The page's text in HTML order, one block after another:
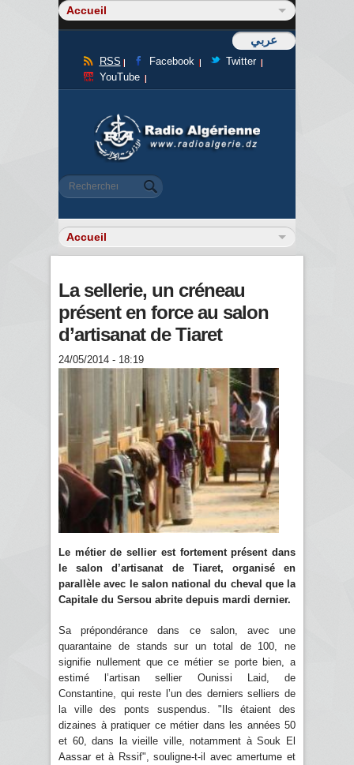
عربي
RSS Facebook
Twitter
YouTube
Formulaire de recherche
Rechercher
La sellerie, un créneau
présent en force au salon
d’artisanat de Tiaret
24/05/2014 - 18:19
Le métier de sellier est fortement présent dans
le salon d’artisanat de Tiaret, organisé en
parallèle avec le salon national du cheval que la
Capitale du Sersou abrite depuis mardi dernier.
Sa prépondérance dans ce salon, avec une
quarantaine de stands sur un total de 100, ne
signifie nullement que ce métier se porte bien, a
estimé l’artisan sellier Ounissi Laid, de
Constantine, qui reste l’un des derniers selliers de
la ville des ponts suspendus. "Ils étaient des
dizaines à pratiquer ce métier dans les années 50
et 60, dans la vieille ville, notamment à Souk El
Aassar et à Rssif", souligne-t-il avec amertume et